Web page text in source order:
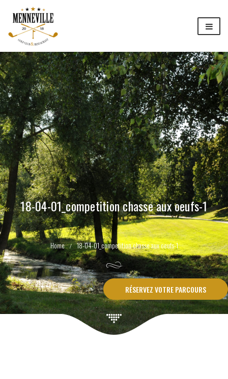
18-04-01_competition chasse aux oeufs-1
18-04-01_competition chasse aux oeufs-1
RÉSERVEZ VOTRE PARCOURS